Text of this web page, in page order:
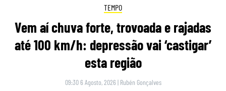
TEMPO
Vem aí chuva forte, trovoada e rajadas
até 100 km/h: depressão vai ‘castigar’
esta região
09:30 6 Agosto, 2026 | Rubén Gonçalves